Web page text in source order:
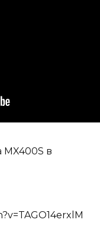
MX400S в